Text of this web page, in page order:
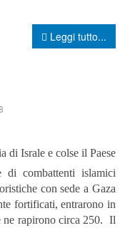
Leggi tutto...
di Israle e colse il Paese
di combattenti islamici
con sede a Gaza
fortificati, entrarono in
rapirono circa 250. Il